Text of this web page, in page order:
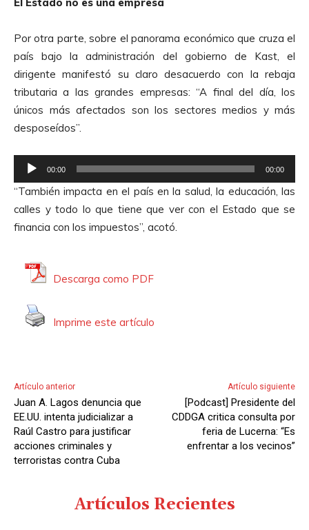
t
r
d
e
A
u
d
i
Por otra parte, sobre el panorama económico que cruza el
país bajo la administración del gobierno de Kast, el
dirigente manifestó su claro desacuerdo con la rebaja
tributaria a las grandes empresas: “A final del día, los
únicos más afectados son los sectores medios y más
desposeídos”.
e
r
o
A
u
d
i
o
00:00 00:00
“También impacta en el país en la salud, la educación, las
calles y todo lo que tiene que ver con el Estado que se
financia con los impuestos”, acotó.
Descarga como PDF
Imprime este artículo
Artículo anterior
Juan A. Lagos denuncia que
EE.UU. intenta judicializar a
Raúl Castro para justificar
acciones criminales y
terroristas contra Cuba
Artículo siguiente
[Podcast] Presidente del
CDDGA critica consulta por
feria de Lucerna: “Es
enfrentar a los vecinos”
Artículos Recientes